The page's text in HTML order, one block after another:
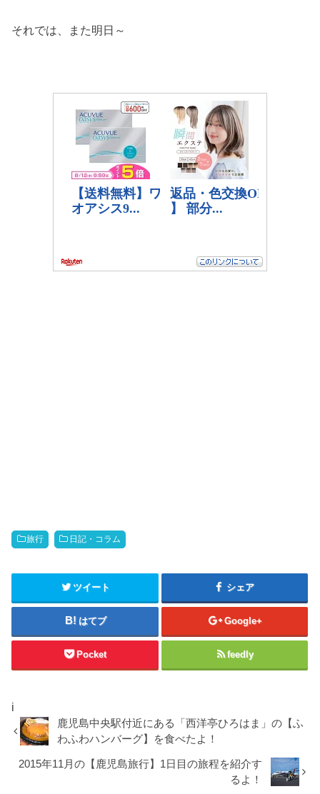
それでは、また明日～
旅行 日記・コラム
ツイート シェア
はてブ Google+
Pocket feedly
i
鹿児島中央駅付近にある「西洋亭ひろはま」の【ふ
わふわハンバーグ】を食べたよ！
2015年11月の【鹿児島旅行】1日目の旅程を紹介す
るよ！